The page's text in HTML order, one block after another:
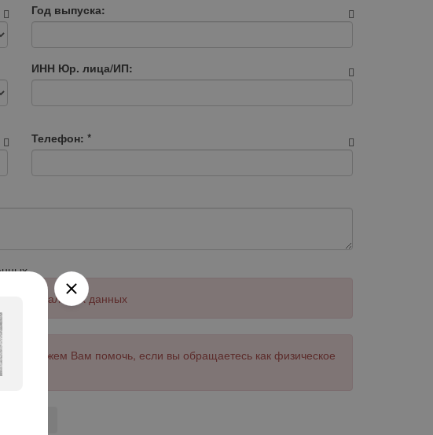
Год выпуска:
ИНН Юр. лица/ИП:
Телефон:*
персональных данных
сможем Вам помочь, если вы обращаетесь как физическое